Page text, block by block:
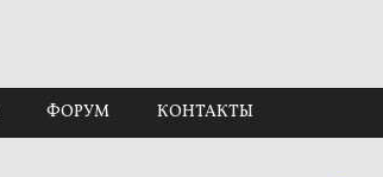
ФОРУМ КОНТАКТЫ